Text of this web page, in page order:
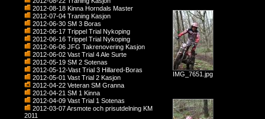
2012-08-18 Kinna Horndals Master
2012-07-04 Traning Kasjon
2012-06-30 SM 3 Boras
2012-06-17 Trippel Trial Nykoping
2012-06-16 Trippel Trial Nykoping
2012-06-06 JFG Takrenovering Kasjon
2012-06-02 Vast Trial 4 Ale Surte
2012-05-19 SM 2 Sotenas
2012-05-12-Vast Trial 3 Hillared-Boras
2012-05-01 Vast Trial 2 Kasjon
2012-04-22 Veteran SM Granna
2012-04-21 SM 1 Kinna
2012-04-09 Vast Trial 1 Sotenas
2012-03-07 Arsmote och prisutdelning KM
2011
IMG_7651.jpg